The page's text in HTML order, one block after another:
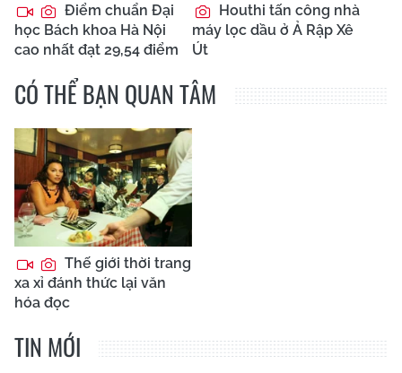
Điểm chuẩn Đại
học Bách khoa Hà Nội
cao nhất đạt 29,54 điểm
Houthi tấn công nhà
máy lọc dầu ở Ả Rập Xê
Út
CÓ THỂ BẠN QUAN TÂM
Thế giới thời trang
xa xỉ đánh thức lại văn
hóa đọc
TIN MỚI